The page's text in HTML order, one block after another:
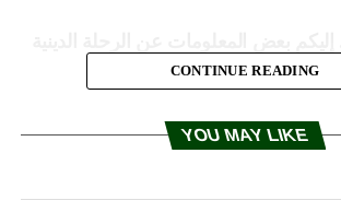
CONTINUE READING
YOU MAY LIKE